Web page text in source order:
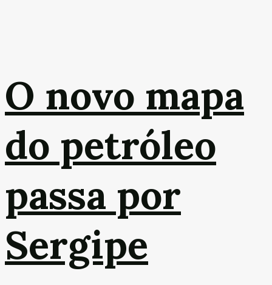
O novo mapa
do petróleo
passa por
Sergipe